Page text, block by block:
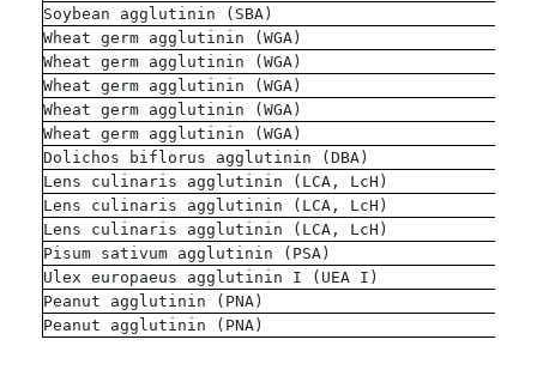
Soybean agglutinin (SBA)
Wheat germ agglutinin (WGA)
Wheat germ agglutinin (WGA)
Wheat germ agglutinin (WGA)
Wheat germ agglutinin (WGA)
Wheat germ agglutinin (WGA)
Dolichos biflorus agglutinin (DBA)
Lens culinaris agglutinin (LCA, LcH)
Lens culinaris agglutinin (LCA, LcH)
Lens culinaris agglutinin (LCA, LcH)
Pisum sativum agglutinin (PSA)
Ulex europaeus agglutinin I (UEA I)
Peanut agglutinin (PNA)
Peanut agglutinin (PNA)